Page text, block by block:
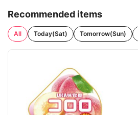
Recommended items
All Today(Sat) Tomorrow(Sun)